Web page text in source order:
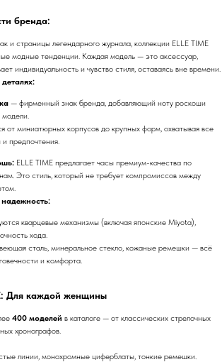
бренда:
и страницы легендарного журнала, коллекции ELLE TIME
модные тенденции. Каждая модель — это аксессуар,
индивидуальность и чувство стиля, оставаясь вне времени.
— фирменный знак бренда, добавляющий ноту роскоши
модели.
от миниатюрных корпусов до крупных форм, охватывая все
предпочтения.
ELLE TIME предлагает часы премиум-качества по
Это стиль, который не требует компромиссов между
надежность:
кварцевые механизмы (включая японские Miyota),
хода.
сталь, минеральное стекло, кожаные ремешки — всё
и комфорта.
Для каждой женщины
400 моделей в каталоге — от классических стрелочных
хронографов.
линии, монохромные циферблаты, тонкие ремешки.